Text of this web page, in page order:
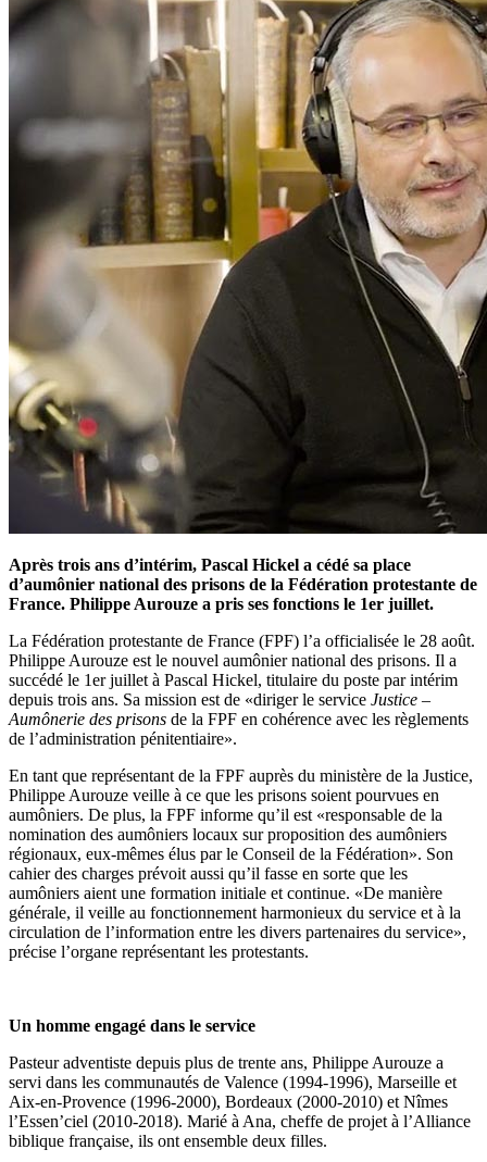
Après trois ans d’intérim, Pascal Hickel a cédé sa place
d’aumônier national des prisons de la Fédération protestante de
France. Philippe Aurouze a pris ses fonctions le 1er juillet.
La Fédération protestante de France (FPF) l’a officialisée le 28 août.
Philippe Aurouze est le nouvel aumônier national des prisons. Il a
succédé le 1er juillet à Pascal Hickel, titulaire du poste par intérim
depuis trois ans. Sa mission est de «diriger le service Justice –
Aumônerie des prisons de la FPF en cohérence avec les règlements
de l’administration pénitentiaire».
En tant que représentant de la FPF auprès du ministère de la Justice,
Philippe Aurouze veille à ce que les prisons soient pourvues en
aumôniers. De plus, la FPF informe qu’il est «responsable de la
nomination des aumôniers locaux sur proposition des aumôniers
régionaux, eux-mêmes élus par le Conseil de la Fédération». Son
cahier des charges prévoit aussi qu’il fasse en sorte que les
aumôniers aient une formation initiale et continue. «De manière
générale, il veille au fonctionnement harmonieux du service et à la
circulation de l’information entre les divers partenaires du service»,
précise l’organe représentant les protestants.
Un homme engagé dans le service
Pasteur adventiste depuis plus de trente ans, Philippe Aurouze a
servi dans les communautés de Valence (1994-1996), Marseille et
Aix-en-Provence (1996-2000), Bordeaux (2000-2010) et Nîmes
l’Essen’ciel (2010-2018). Marié à Ana, cheffe de projet à l’Alliance
biblique française, ils ont ensemble deux filles.